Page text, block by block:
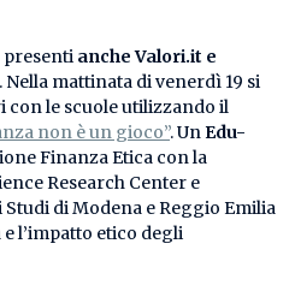
presenti anche Valori.it e
. Nella mattinata di venerdì 19 si
le scuole utilizzando il
non è un gioco”. UnEdu-
Finanza Etica con la
Research Center e
di Modena e Reggio Emilia
l’impatto etico degli